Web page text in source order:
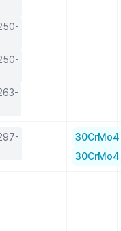
30CrMo4
30CrMo4